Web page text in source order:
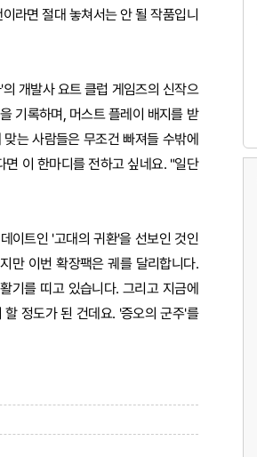
라면 절대 놓쳐서는 안 될 작품입니
개발사 요트 클럽 게임즈의 신작으
기록하며, 머스트 플레이 배지를 받
는 사람들은 무조건 빠져들 수밖에
이 한마디를 전하고 싶네요. "일단
이트인 '고대의 귀환'을 선보인 것인
만 이번 확장팩은 궤를 달리합니다.
기를 띠고 있습니다. 그리고 지금에
정도가 된 건데요. '증오의 군주'를